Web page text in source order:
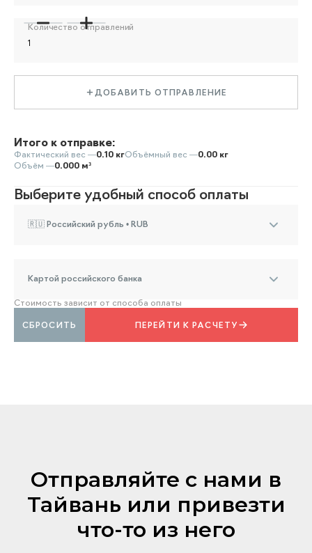
Количество отправлений
ДОБАВИТЬ ОТПРАВЛЕНИЕ
Итого к отправке:
Фактический вес —0.10 кгОбъёмный вес —0.00 кг
Объём —0.000 м³
Выберите удобный способ оплаты
🇷🇺 Российский рубль • RUB
Картой российского банка
Стоимость зависит от способа оплаты
ПЕРЕЙТИ К РАСЧЕТУ
СБРОСИТЬ
Отправляйте с нами в
Тайвань или привезти
что-то из него